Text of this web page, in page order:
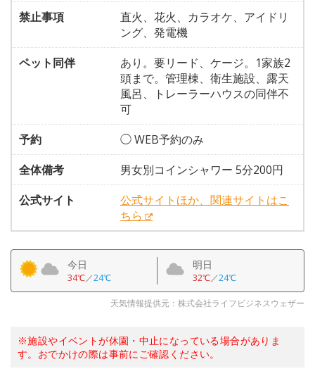
禁止事項
直火、花火、カラオケ、アイドリ
ング、発電機
ペット同伴
あり。要リード、ケージ。1家族2
頭まで。管理棟、衛生施設、露天
風呂、トレーラーハウスの同伴不
可
予約
◯ WEB予約のみ
全体備考
男女別コインシャワー 5分200円
公式サイト
公式サイトほか、関連サイトはこ
ちら
今日
34℃／24℃
明日
32℃／24℃
天気情報提供元：株式会社ライフビジネスウェザー
※施設やイベントが休園・中止になっている場合がありま
す。おでかけの際は事前にご確認ください。